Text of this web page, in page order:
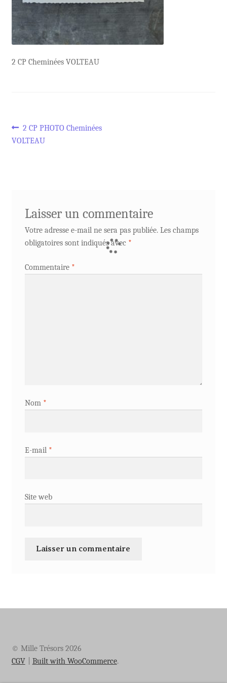
2 CP Cheminées VOLTEAU
Navigation
Article
précédent :
2 CP PHOTO Cheminées
VOLTEAU
Laisser un commentaire
Votre adresse e-mail ne sera pas publiée. Les champs
obligatoires sont indiqués avec *
Commentaire *
Nom *
E-mail *
Site web
© Mille Trésors 2026
CGV
Built with WooCommerce.